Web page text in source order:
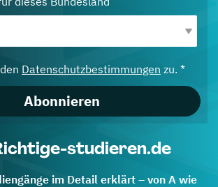
Datenschutzbestimmungen zu. *
Abonnieren
studieren.de
im Detail erklärt – von A wie